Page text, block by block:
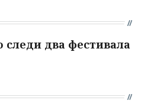
следи два фестивала